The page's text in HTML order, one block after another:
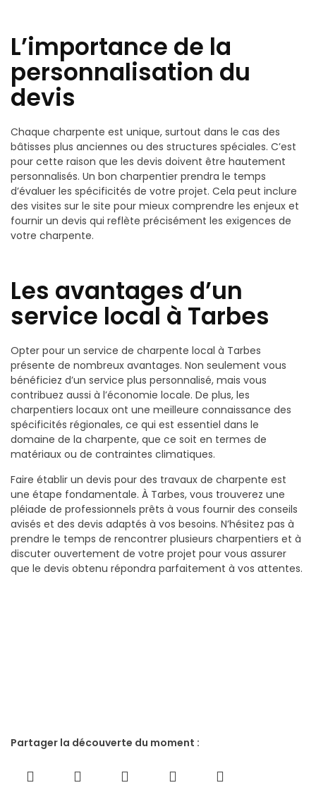
L’importance de la
personnalisation du
devis
Chaque charpente est unique, surtout dans le cas des
bâtisses plus anciennes ou des structures spéciales. C’est
pour cette raison que les devis doivent être hautement
personnalisés. Un bon charpentier prendra le temps
d’évaluer les spécificités de votre projet. Cela peut inclure
des visites sur le site pour mieux comprendre les enjeux et
fournir un devis qui reflète précisément les exigences de
votre charpente.
Les avantages d’un
service local à Tarbes
Opter pour un service de charpente local à Tarbes
présente de nombreux avantages. Non seulement vous
bénéficiez d’un service plus personnalisé, mais vous
contribuez aussi à l’économie locale. De plus, les
charpentiers locaux ont une meilleure connaissance des
spécificités régionales, ce qui est essentiel dans le
domaine de la charpente, que ce soit en termes de
matériaux ou de contraintes climatiques.
Faire établir un devis pour des travaux de charpente est
une étape fondamentale. À Tarbes, vous trouverez une
pléiade de professionnels prêts à vous fournir des conseils
avisés et des devis adaptés à vos besoins. N’hésitez pas à
prendre le temps de rencontrer plusieurs charpentiers et à
discuter ouvertement de votre projet pour vous assurer
que le devis obtenu répondra parfaitement à vos attentes.
Partager la découverte du moment :